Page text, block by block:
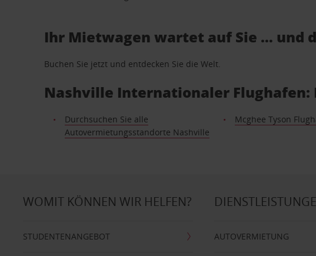
Ihr Mietwagen wartet auf Sie … und
Buchen Sie jetzt und entdecken Sie die Welt.
Nashville Internationaler Flughafen:
Durchsuchen Sie alle
Autovermietungsstandorte Nashville
Mcghee Tyson
WOMIT KÖNNEN WIR HELFEN?
STUDENTENANGEBOT AUTOVERMIETUNG